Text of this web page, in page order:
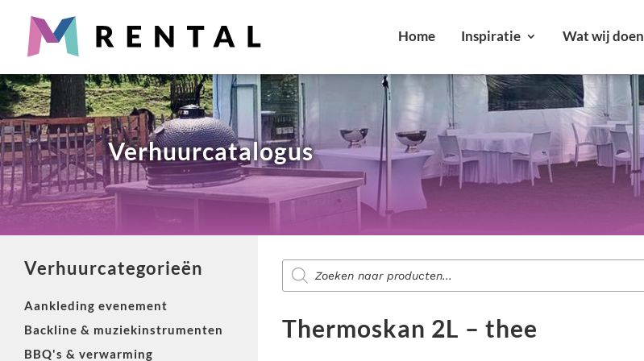
Home Inspiratie Wat wij doen
Partyverhuur
Snel iets nodig? Wij verhuren alles wat je nodig hebt voor jouw feest of evenement.
Producten
zoeken
Alle verhuurartikelen bekijken
Diensten voor evenementen
Zoek je aankleding, catering, licht & geluid of entertainment voor jouw evenement?
Totaaloplossing nodig?
Verhuurcatalogus
Verhuurcategorieën
Aankleding evenement
Backline & muziekinstrumenten
BBQ's & verwarming
Producten
zoeken
Thermoskan 2L – thee